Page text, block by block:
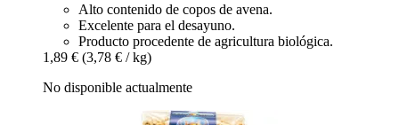
Alto contenido de copos de avena.
Excelente para el desayuno.
Producto procedente de agricultura biológica.
1,89 € (3,78 € / kg)
No disponible actualmente